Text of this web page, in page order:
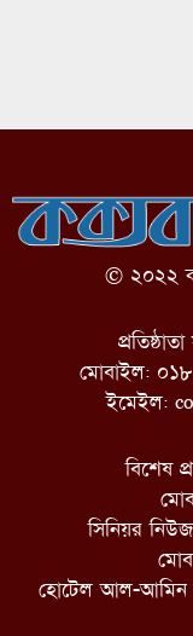
© ২০২২
মোবাইল:
ইমেইল:
বিশেষ
সিনিয়র
হোটেল আল-আমিন